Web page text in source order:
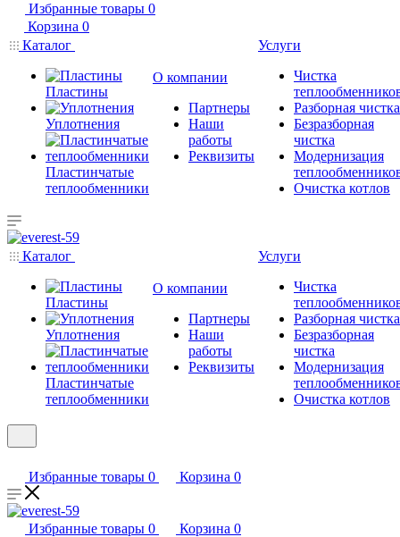
Избранные товары 0
Корзина 0
Каталог
Пластины
Уплотнения
Пластинчатые
теплообменники
О компании
Партнеры
Наши
работы
Реквизиты
Услуги
Чистка
Разборная чистка
Безразборная
чистка
Модернизация
Очистка котлов
Каталог
Пластины
Уплотнения
Пластинчатые
теплообменники
О компании
Партнеры
Наши
работы
Реквизиты
Услуги
Чистка
Разборная чистка
Безразборная
чистка
Модернизация
Очистка котлов
Избранные товары 0 Корзина 0
Избранные товары 0 Корзина 0